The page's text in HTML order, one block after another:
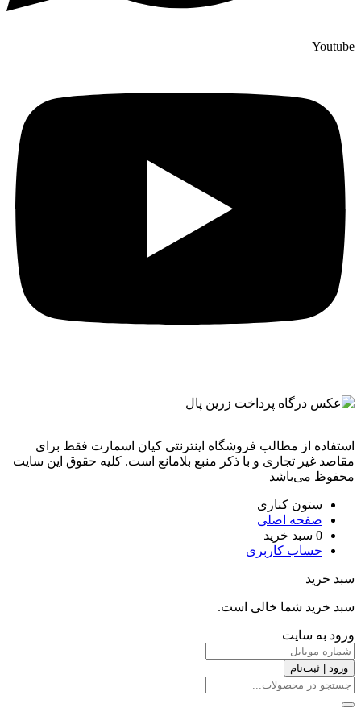
Youtube
استفاده از مطالب فروشگاه اینترنتی کیان اسمارت فقط برای
مقاصد غیر تجاری و با ذکر منبع بلامانع است. کليه حقوق اين سايت
محفوظ می‌باشد
ستون کناری
صفحه اصلی
0 سبد خرید
حساب کاربری
سبد خرید
سبد خرید شما خالی است.
ورود به سایت
ورود | ثبت‌نام